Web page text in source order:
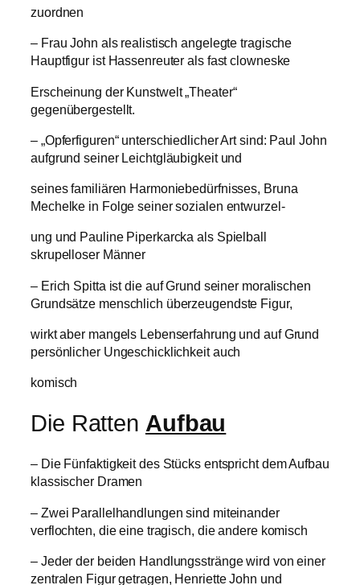
zuordnen
– Frau John als realistisch angelegte tragische
Hauptfigur ist Hassenreuter als fast clowneske
Erscheinung der Kunstwelt „Theater“
gegenübergestellt.
– „Opferfiguren“ unterschiedlicher Art sind: Paul John
aufgrund seiner Leichtgläubigkeit und
seines familiären Harmoniebedürfnisses, Bruna
Mechelke in Folge seiner sozialen entwurzel-
ung und Pauline Piperkarcka als Spielball
skrupelloser Männer
– Erich Spitta ist die auf Grund seiner moralischen
Grundsätze menschlich überzeugendste Figur,
wirkt aber mangels Lebenserfahrung und auf Grund
persönlicher Ungeschicklichkeit auch
komisch
Die Ratten Aufbau
– Die Fünfaktigkeit des Stücks entspricht dem Aufbau
klassischer Dramen
– Zwei Parallelhandlungen sind miteinander
verflochten, die eine tragisch, die andere komisch
– Jeder der beiden Handlungsstränge wird von einer
zentralen Figur getragen, Henriette John und